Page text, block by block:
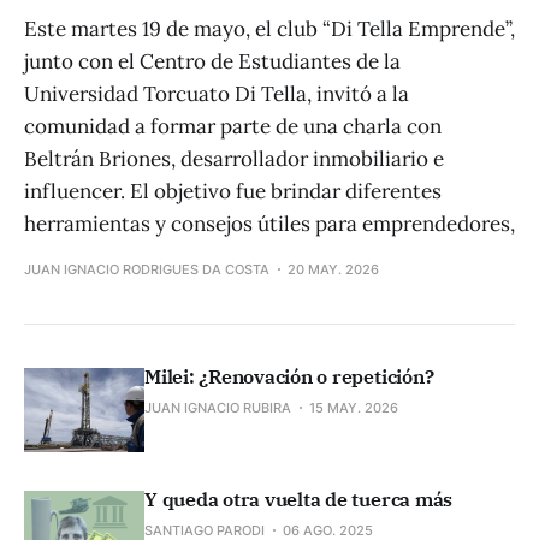
Este martes 19 de mayo, el club “Di Tella Emprende”,
junto con el Centro de Estudiantes de la
Universidad Torcuato Di Tella, invitó a la
comunidad a formar parte de una charla con
Beltrán Briones, desarrollador inmobiliario e
influencer. El objetivo fue brindar diferentes
herramientas y consejos útiles para emprendedores,
JUAN IGNACIO RODRIGUES DA COSTA 20 MAY. 2026
Milei: ¿Renovación o repetición?
JUAN IGNACIO RUBIRA 15 MAY. 2026
Y queda otra vuelta de tuerca más
SANTIAGO PARODI 06 AGO. 2025